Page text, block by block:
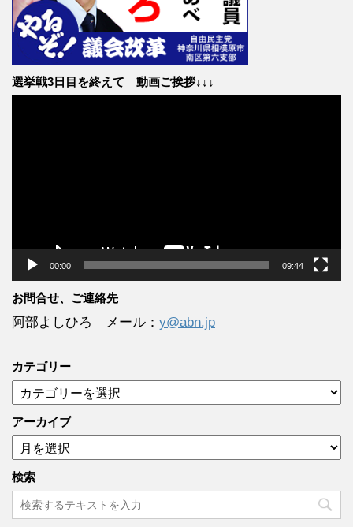
選挙戦3日目を終えて 動画ご挨拶↓↓↓
00:00 09:44
お問合せ、ご連絡先
阿部よしひろ メール： y@abn.jp
カテゴリー
テ
ゴ
リ
ー
アーカイブ
ア
ー
カ
イ
ブ
検索